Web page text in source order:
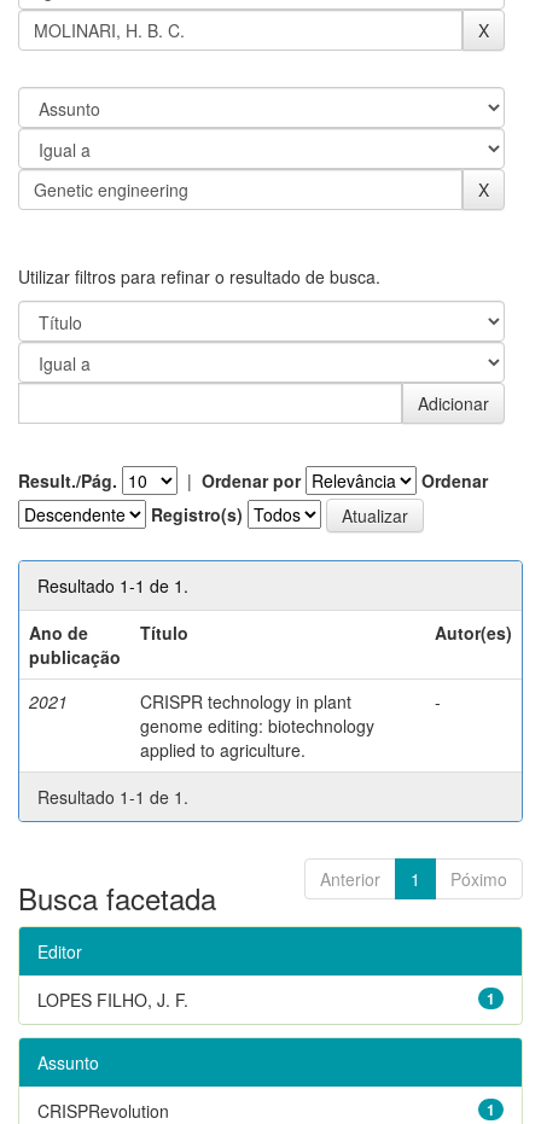
Utilizar filtros para refinar o resultado de busca.
Result./Pág. | Ordenar por
Ordenar
Registro(s)
Resultado 1-1 de 1.
Ano de
publicação
Título Autor(es)
2021
CRISPR technology in plant
genome editing: biotechnology
applied to agriculture.
-
Resultado 1-1 de 1.
Anterior 1 Póximo
Busca facetada
Editor
1
LOPES FILHO, J. F.
Assunto
1
CRISPRevolution